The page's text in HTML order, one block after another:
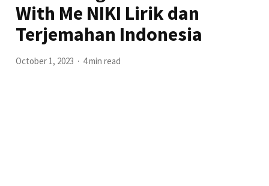
With Me NIKI Lirik dan
Terjemahan Indonesia
October 1, 2023 4 min read